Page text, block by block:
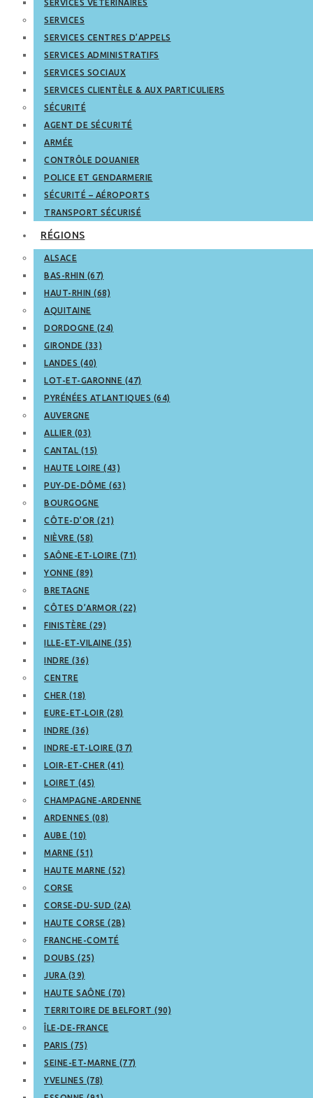
SERVICES VÉTÉRINAIRES
SERVICES
SERVICES CENTRES D’APPELS
SERVICES ADMINISTRATIFS
SERVICES SOCIAUX
SERVICES CLIENTÈLE & AUX PARTICULIERS
SÉCURITÉ
AGENT DE SÉCURITÉ
ARMÉE
CONTRÔLE DOUANIER
POLICE ET GENDARMERIE
SÉCURITÉ – AÉROPORTS
TRANSPORT SÉCURISÉ
RÉGIONS
ALSACE
BAS-RHIN (67)
HAUT-RHIN (68)
AQUITAINE
DORDOGNE (24)
GIRONDE (33)
LANDES (40)
LOT-ET-GARONNE (47)
PYRÉNÉES ATLANTIQUES (64)
AUVERGNE
ALLIER (03)
CANTAL (15)
HAUTE LOIRE (43)
PUY-DE-DÔME (63)
BOURGOGNE
CÔTE-D’OR (21)
NIÈVRE (58)
SAÔNE-ET-LOIRE (71)
YONNE (89)
BRETAGNE
CÔTES D’ARMOR (22)
FINISTÈRE (29)
ILLE-ET-VILAINE (35)
INDRE (36)
CENTRE
CHER (18)
EURE-ET-LOIR (28)
INDRE (36)
INDRE-ET-LOIRE (37)
LOIR-ET-CHER (41)
LOIRET (45)
CHAMPAGNE-ARDENNE
ARDENNES (08)
AUBE (10)
MARNE (51)
HAUTE MARNE (52)
CORSE
CORSE-DU-SUD (2A)
HAUTE CORSE (2B)
FRANCHE-COMTÉ
DOUBS (25)
JURA (39)
HAUTE SAÔNE (70)
TERRITOIRE DE BELFORT (90)
ÎLE-DE-FRANCE
PARIS (75)
SEINE-ET-MARNE (77)
YVELINES (78)